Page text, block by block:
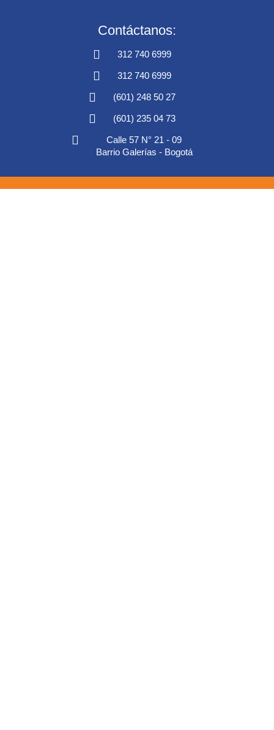
Contáctanos:
312 740 6999
312 740 6999
(601) 248 50 27
(601) 235 04 73
Calle 57 N° 21 - 09
Barrio Galerías - Bogotá